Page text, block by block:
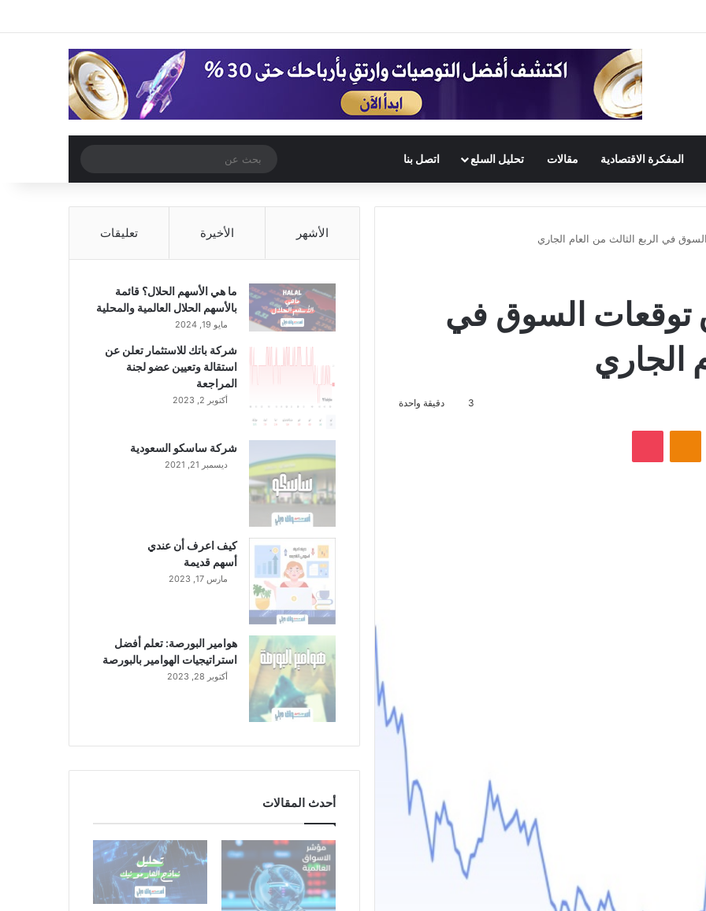
المفكرة الاقتصادية مقالات تحليل السلع اتصل بنا مقال عشوائي
عن
في الربع الثالث من العام الجاري
توقعات السوق في
الجاري
3 دقيقة واحدة
الأشهر الأخيرة تعليقات
ما هي الأسهم الحلال؟ قائمة
بالأسهم الحلال العالمية والمحلية
مايو 19, 2024
شركة باتك للاستثمار تعلن عن
استقالة وتعيين عضو لجنة
المراجعة
أكتوبر 2, 2023
شركة ساسكو السعودية
ديسمبر 21, 2021
كيف اعرف أن عندي
أسهم قديمة
مارس 17, 2023
هوامير البورصة: تعلم أفضل
استراتيجيات الهوامير بالبورصة
أكتوبر 28, 2023
أحدث المقالات